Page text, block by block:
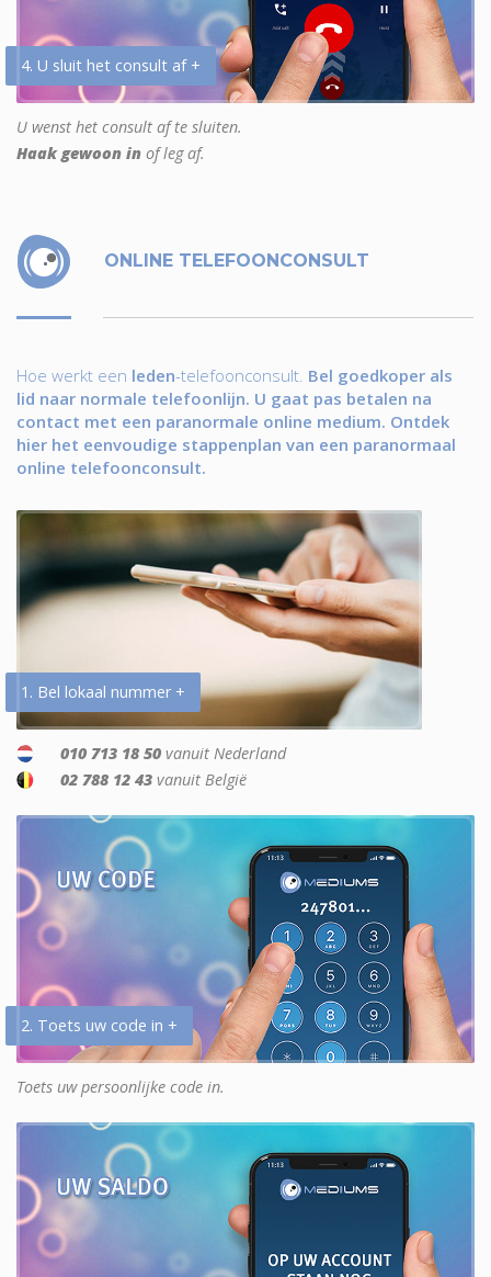
4. U sluit het consult af +
U wenst het consult af te sluiten.
Haak gewoon in of leg af.
ONLINE TELEFOONCONSULT
Hoe werkt een leden-telefoonconsult. Bel goedkoper als
lid naar normale telefoonlijn. U gaat pas betalen na
contact met een paranormale online medium. Ontdek
hier het eenvoudige stappenplan van een paranormaal
online telefoonconsult.
1. Bel lokaal nummer +
010 713 18 50 vanuit Nederland
02 788 12 43 vanuit België
2. Toets uw code in +
Toets uw persoonlijke code in.